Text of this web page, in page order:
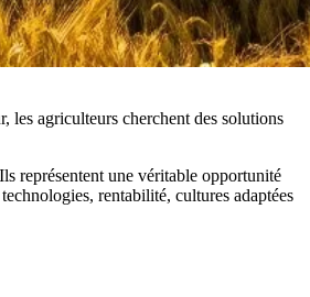
les agriculteurs cherchent des solutions
représentent une véritable opportunité
rentabilité, cultures adaptées